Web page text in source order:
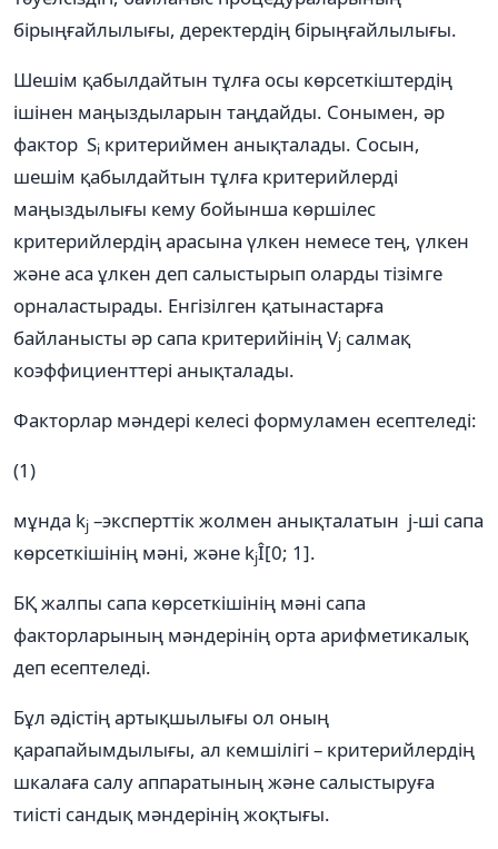
бірыңғайлылығы, деректердің бірыңғайлылығы.
Шешім қабылдайтын тұлға осы көрсеткіштердің
ішінен маңыздыларын таңдайды. Сонымен, әр
фактор Si критериймен анықталады. Сосын,
шешім қабылдайтын тұлға критерийлерді
маңыздылығы кему бойынша көршілес
критерийлердің арасына үлкен немесе тең, үлкен
және аса ұлкен деп салыстырып оларды тізімге
орналастырады. Енгізілген қатынастарға
байланысты әр сапа критерийінің Vj салмақ
коэффициенттері анықталады.
Факторлар мәндері келесі формуламен есептеледі:
(1)
мұнда kj –эксперттік жолмен анықталатын j-ші сапа
көрсеткішінің мәні, және kjÎ[0; 1].
БҚ жалпы сапа көрсеткішінің мәні сапа
факторларының мәндерінің орта арифметикалық
деп есептеледі.
Бұл әдістің артықшылығы ол оның
қарапайымдылығы, ал кемшілігі – критерийлердің
шкалаға салу аппаратының және салыстыруға
тиісті сандық мәндерінің жоқтығы.